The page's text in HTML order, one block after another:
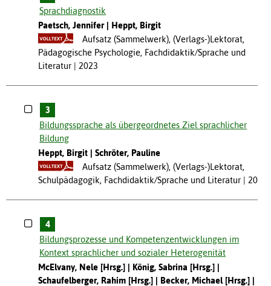
Sprachdiagnostik
Paetsch, Jennifer
Heppt, Birgit
Aufsatz (Sammelwerk), (Verlags-)Lektorat,
Pädagogische Psychologie, Fachdidaktik/Sprache und
Literatur
2023
3
Bildungssprache als übergeordnetes Ziel sprachlicher
Bildung
Heppt, Birgit
Schröter, Pauline
Aufsatz (Sammelwerk), (Verlags-)Lektorat,
Schulpädagogik, Fachdidaktik/Sprache und Literatur
2023
4
Bildungsprozesse und Kompetenzentwicklungen im
Kontext sprachlicher und sozialer Heterogenität
McElvany, Nele [Hrsg.]
König, Sabrina [Hrsg.]
Schaufelberger, Rahim [Hrsg.]
Becker, Michael [Hrsg.]